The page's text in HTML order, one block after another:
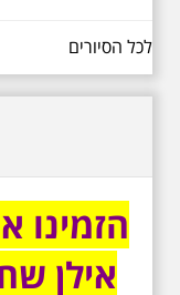
המקומות שהזכיר
משיריו של אריק
הסיור ליד קברו
לכל הסיורים
אילן